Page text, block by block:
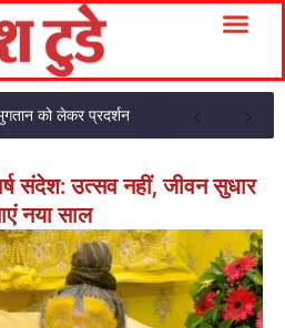
को लेकर प्रदर्शन
संदेश: उत्सव नहीं, जीवन सुधार
नया साल